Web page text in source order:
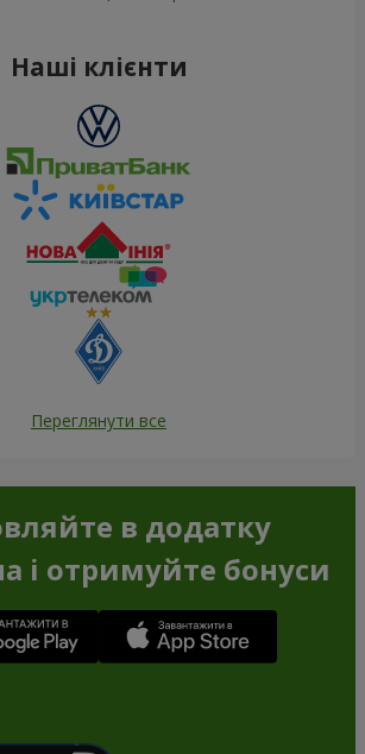
Наші клієнти
Переглянути все
в додатку
і отримуйте бонуси